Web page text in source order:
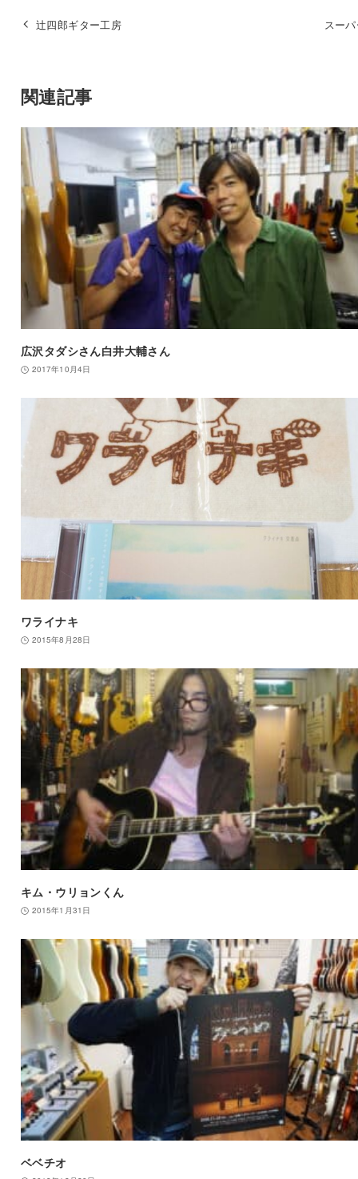
辻四郎ギター工房 スー
関連記事
広沢タダシさん白井大輔さん
2017年10月4日
ワライナキ
2015年8月28日
キム・ウリョンくん
2015年1月31日
ベベチオ